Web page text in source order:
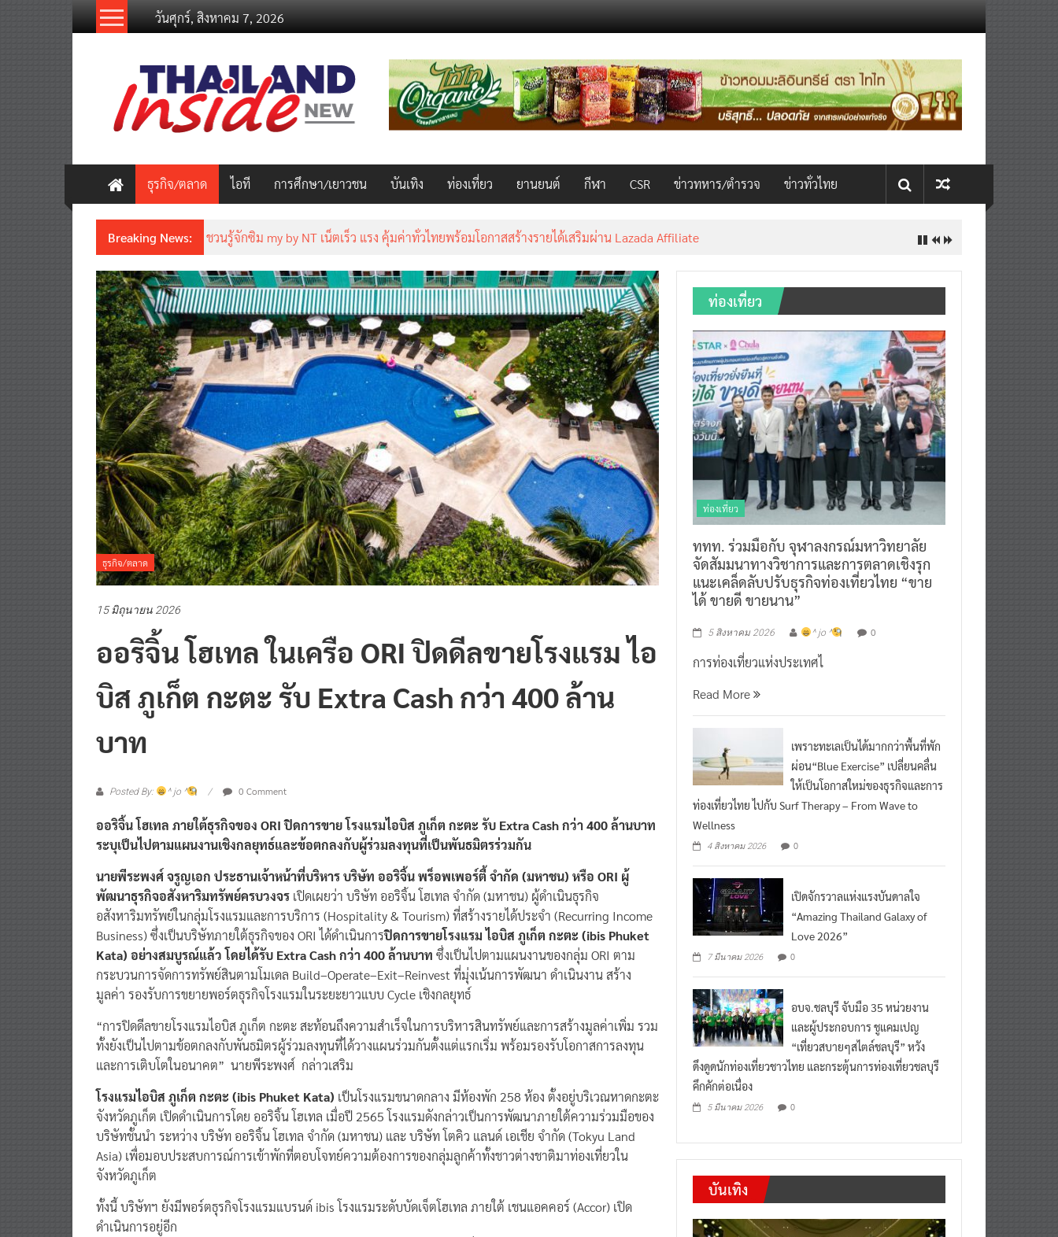
วันศุกร์, สิงหาคม 7, 2026
thailandinsidenew.com
Thailand
Inside
New
ธุรกิจ/ตลาด ไอที การศึกษา/เยาวชน บันเทิง ท่องเที่ยว ยานยนต์ กีฬา CSR ข่าวทหาร/ตำรวจ ข่าวทั่วไทย
Breaking News: ชวนรู้จักซิม my by NT เน็ตเร็ว แรง คุ้มค่าทั่วไทยพร้อมโอกาสสร้างรายได้เสริมผ่าน Lazada Affiliate
ธุรกิจ/ตลาด
15 มิถุนายน 2026
ออริจิ้น โฮเทล ในเครือ ORI ปิดดีลขายโรงแรม ไอ
บิส ภูเก็ต กะตะ รับ Extra Cash กว่า 400 ล้าน
บาท
Posted By: ^ jo ^ 0 Comment
ออริจิ้น โฮเทล ภายใต้ธุรกิจของ ORI ปิดการขาย โรงแรมไอบิส ภูเก็ต กะตะ รับ Extra Cash กว่า 400 ล้านบาท
ระบุเป็นไปตามแผนงานเชิงกลยุทธ์และข้อตกลงกับผู้ร่วมลงทุนที่เป็นพันธมิตรร่วมกัน
นายพีระพงศ์ จรูญเอก ประธานเจ้าหน้าที่บริหาร บริษัท ออริจิ้น พร็อพเพอร์ตี้ จำกัด (มหาชน) หรือ ORI ผู้
พัฒนาธุรกิจอสังหาริมทรัพย์ครบวงจร เปิดเผยว่า บริษัท ออริจิ้น โฮเทล จำกัด (มหาชน) ผู้ดำเนินธุรกิจ
อสังหาริมทรัพย์ในกลุ่มโรงแรมและการบริการ (Hospitality & Tourism) ที่สร้างรายได้ประจำ (Recurring Income
Business) ซึ่งเป็นบริษัทภายใต้ธุรกิจของ ORI ได้ดำเนินการปิดการขายโรงแรม ไอบิส ภูเก็ต กะตะ (ibis Phuket
Kata) อย่างสมบูรณ์แล้ว โดยได้รับ Extra Cash กว่า 400 ล้านบาท ซึ่งเป็นไปตามแผนงานของกลุ่ม ORI ตาม
กระบวนการจัดการทรัพย์สินตามโมเดล Build–Operate–Exit–Reinvest ที่มุ่งเน้นการพัฒนา ดำเนินงาน สร้าง
มูลค่า รองรับการขยายพอร์ตธุรกิจโรงแรมในระยะยาวแบบ Cycle เชิงกลยุทธ์
“การปิดดีลขายโรงแรมไอบิส ภูเก็ต กะตะ สะท้อนถึงความสำเร็จในการบริหารสินทรัพย์และการสร้างมูลค่าเพิ่ม รวม
ทั้งยังเป็นไปตามข้อตกลงกับพันธมิตรผู้ร่วมลงทุนที่ได้วางแผนร่วมกันตั้งแต่แรกเริ่ม พร้อมรองรับโอกาสการลงทุน
และการเติบโตในอนาคต” นายพีระพงศ์ กล่าวเสริม
โรงแรมไอบิส ภูเก็ต กะตะ (ibis Phuket Kata) เป็นโรงแรมขนาดกลาง มีห้องพัก 258 ห้อง ตั้งอยู่บริเวณหาดกะตะ
จังหวัดภูเก็ต เปิดดำเนินการโดย ออริจิ้น โฮเทล เมื่อปี 2565 โรงแรมดังกล่าวเป็นการพัฒนาภายใต้ความร่วมมือของ
บริษัทชั้นนำ ระหว่าง บริษัท ออริจิ้น โฮเทล จำกัด (มหาชน) และ บริษัท โตคิว แลนด์ เอเชีย จำกัด (Tokyu Land
Asia) เพื่อมอบประสบการณ์การเข้าพักที่ตอบโจทย์ความต้องการของกลุ่มลูกค้าทั้งชาวต่างชาติมาท่องเที่ยวใน
จังหวัดภูเก็ต
ทั้งนี้ บริษัทฯ ยังมีพอร์ตธุรกิจโรงแรมแบรนด์ ibis โรงแรมระดับบัดเจ็ตโฮเทล ภายใต้ เชนแอคคอร์ (Accor) เปิด
ดำเนินการอยู่อีก
ท่องเที่ยว
ท่องเที่ยว
ททท. ร่วมมือกับ จุฬาลงกรณ์มหาวิทยาลัย
จัดสัมมนาทางวิชาการและการตลาดเชิงรุก
แนะเคล็ดลับปรับธุรกิจท่องเที่ยวไทย “ขาย
ได้ ขายดี ขายนาน”
5 สิงหาคม 2026 ^ jo ^ 0
การท่องเที่ยวแห่งประเทศไ
Read More
เพราะทะเลเป็นได้มากกว่าพื้นที่พัก
ผ่อน“Blue Exercise” เปลี่ยนคลื่น
ให้เป็นโอกาสใหม่ของธุรกิจและการ
ท่องเที่ยวไทย ไปกับ Surf Therapy – From Wave to
Wellness
4 สิงหาคม 2026 0
เปิดจักรวาลแห่งแรงบันดาลใจ
“Amazing Thailand Galaxy of
Love 2026”
7 มีนาคม 2026 0
อบจ.ชลบุรี จับมือ 35 หน่วยงาน
และผู้ประกอบการ ชูแคมเปญ
“เที่ยวสบายๆสไตล์ชลบุรี” หวัง
ดึงดูดนักท่องเที่ยวชาวไทย และกระตุ้นการท่องเที่ยวชลบุรี
คึกคักต่อเนื่อง
5 มีนาคม 2026 0
บันเทิง